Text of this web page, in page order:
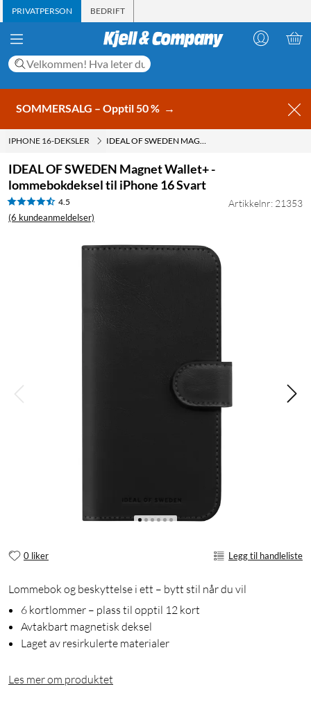
PRIVATPERSON BEDRIFT
SOMMERSALG – Opptil 50 % →
IPHONE 16-DEKSLER IDEAL OF SWEDEN MAGNET WALLET+ - LOMMEBOKDEKSEL TIL IPHONE 16 SVART
IDEAL OF SWEDEN Magnet Wallet+ -
lommebokdeksel til iPhone 16 Svart
4.5
(6 kundeanmeldelser)
Artikkelnr: 21353
0 liker Legg til handleliste
Lommebok og beskyttelse i ett – bytt stil når du vil
6 kortlommer – plass til opptil 12 kort
Avtakbart magnetisk deksel
Laget av resirkulerte materialer
Les mer om produktet